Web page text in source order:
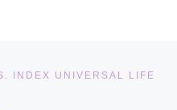
INDEX UNIVERSAL LIFE